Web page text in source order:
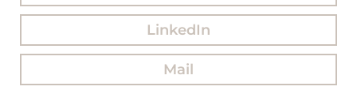
LinkedIn
Mail